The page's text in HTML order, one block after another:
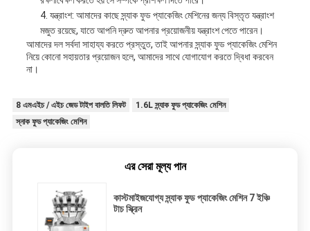
যন্ত্রাংশ: আমাদের কাছে স্ন্যাক ফুড প্যাকেজিং মেশিনের জন্য বিস্তৃত যন্ত্রাংশ
মজুত রয়েছে, যাতে আপনি দ্রুত আপনার প্রয়োজনীয় যন্ত্রাংশ পেতে পারেন।
আমাদের দল সর্বদা সাহায্য করতে প্রস্তুত, তাই আপনার স্ন্যাক ফুড প্যাকেজিং মেশিন
নিয়ে কোনো সহায়তার প্রয়োজন হলে, আমাদের সাথে যোগাযোগ করতে দ্বিধা করবেন
না।
8 এমএইচ / এইচ জেড টাইপ বালতি লিফট
1.6L স্ন্যাক ফুড প্যাকেজিং মেশিন
স্নাক ফুড প্যাকেজিং মেশিন
এর সেরা মূল্য পান
কাস্টমাইজযোগ্য স্ন্যাক ফুড প্যাকেজিং মেশিন 7 ইঞ্চি
টাচ স্ক্রিন